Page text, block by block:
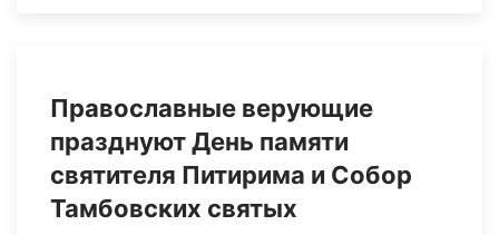
Православные верующие
празднуют День памяти
святителя Питирима и Собор
Тамбовских святых